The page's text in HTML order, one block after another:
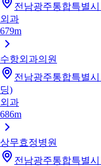
전남광주통합특별
외과
679m
수항외과의원
전남광주통합특별
딩)
외과
686m
상무효정병원
전남광주통합특별